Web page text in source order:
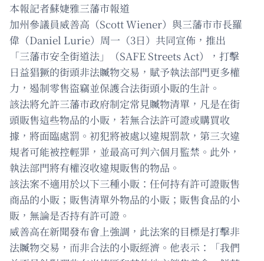
本報記者蘇婕雅三藩市報道
加州參議員威善高（Scott Wiener）與三藩市市長羅
偉（Daniel Lurie）周一（3日）共同宣佈，推出
「三藩市安全街道法」（SAFE Streets Act），打擊
日益猖獗的街頭非法贓物交易，賦予執法部門更多權
力，遏制零售盜竊並保護合法街頭小販的生計。
該法將允許三藩市政府制定常見贓物清單，凡是在街
頭販售這些物品的小販，若無合法許可證或購買收
據，將面臨處罰。初犯將被處以違規罰款，第三次違
規者可能被控輕罪，並最高可判六個月監禁。此外，
執法部門將有權沒收違規販售的物品。
該法案不適用於以下三種小販：任何持有許可證販售
商品的小販；販售清單外物品的小販；販售食品的小
販，無論是否持有許可證。
威善高在新聞發布會上強調，此法案的目標是打擊非
法贓物交易，而非合法的小販經濟。他表示：「我們